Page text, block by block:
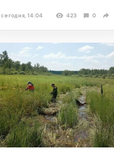
сегодня, 14:04 423 0